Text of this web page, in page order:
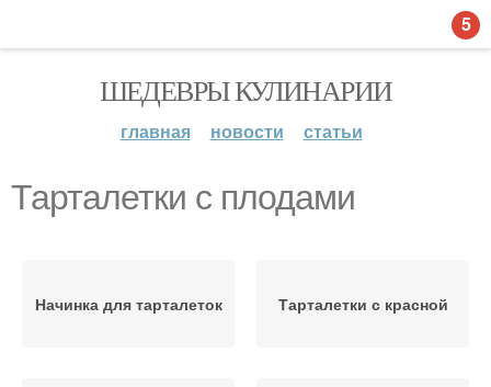
ШЕДЕВРЫ КУЛИНАРИИ
главная новости статьи
Тарталетки с плодами
Начинка для тарталеток Тарталетки с красной
5